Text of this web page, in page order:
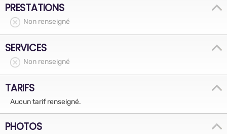
PRESTATIONS
Non renseigné
SERVICES
Non renseigné
TARIFS
Aucun tarif renseigné.
PHOTOS